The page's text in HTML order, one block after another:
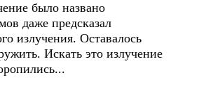
было названо
даже предсказал
излучения. Оставалось
Искать это излучение